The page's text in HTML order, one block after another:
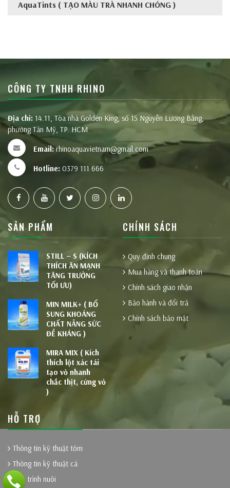
AquaTints ( TẠO MÀU TRÀ NHANH CHÓNG )
CÔNG TY TNHH RHINO
Địa chỉ: 14.11, Tòa nhà Golden King, số 15 Nguyễn Lương Bằng,
phường Tân Mỹ, TP. HCM
Email:rhinoaquavietnam@gmail.com
Hotline: 0379 111 666
SẢN PHẨM
STILL – S (KÍCH
THÍCH ĂN MẠNH
TĂNG TRƯỞNG
TỐI ƯU)
MIN MILK+ ( BỔ
SUNG KHOÁNG
CHẤT NÂNG SỨC
ĐỀ KHÁNG )
MIRA MIX ( Kích
thích lột xác tái
tạo vỏ nhanh
chắc thịt, cứng vỏ
)
CHÍNH SÁCH
Quy định chung
Mua hàng và thanh toán
Chính sách giao nhận
Bảo hành và đổi trả
Chính sách bảo mật
HỖ TRỢ
Thông tin kỹ thuật tôm
Thông tin kỹ thuật cá
Quy trình nuôi